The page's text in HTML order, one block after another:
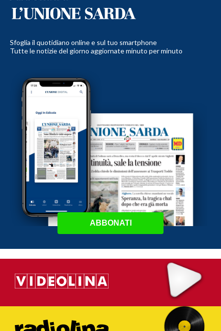
Sfoglia il quotidiano online e sul tuo smartphone
Tutte le notizie del giorno aggiornate minuto per minuto
ABBONATI